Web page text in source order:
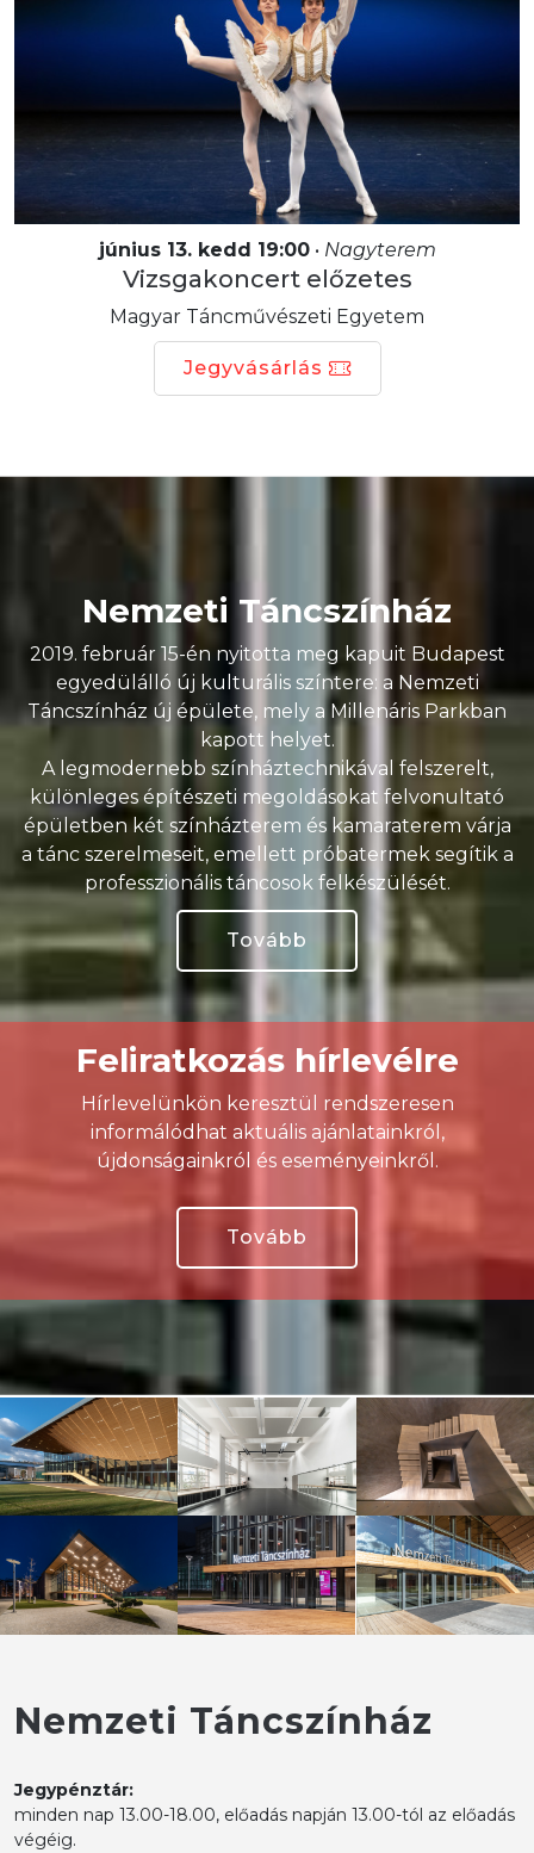
június 13. kedd 19:00• Nagyterem
Vizsgakoncert előzetes
Magyar Táncművészeti Egyetem
Jegyvásárlás
Nemzeti Táncszínház
2019. február 15-én nyitotta meg kapuit Budapest
egyedülálló új kulturális színtere: a Nemzeti
Táncszínház új épülete, mely a Millenáris Parkban
kapott helyet.
A legmodernebb színháztechnikával felszerelt,
különleges építészeti megoldásokat felvonultató
épületben két színházterem és kamaraterem várja
a tánc szerelmeseit, emellett próbatermek segítik a
professzionális táncosok felkészülését.
Tovább
Feliratkozás hírlevélre
Hírlevelünkön keresztül rendszeresen
informálódhat aktuális ajánlatainkról,
újdonságainkról és eseményeinkről.
Tovább
Nemzeti Táncszínház
Jegypénztár:
minden nap 13.00-18.00, előadás napján 13.00-tól az előadás
végéig.